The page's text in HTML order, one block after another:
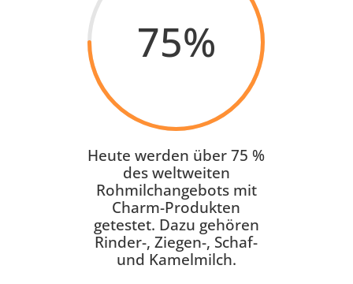
75%
Heute werden über 75 %
des weltweiten
Rohmilchangebots mit
Charm-Produkten
getestet. Dazu gehören
Rinder-, Ziegen-, Schaf-
und Kamelmilch.